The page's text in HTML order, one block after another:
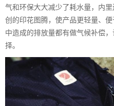
气和环保大大减少了耗水量，内
创的印花图腾，使产品更轻量、
中造成的排放量都有做气候补偿
择。